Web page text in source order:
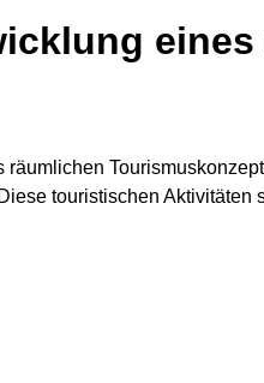
touristischen